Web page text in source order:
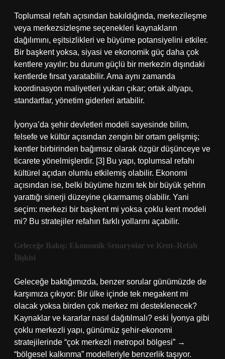
Toplumsal refah açısından bakıldığında, merkezileşme
veya merkezsizleşme seçenekleri kaynakların
dağılımını, eşitsizlikleri ve büyüme potansiyelini etkiler.
Bir başkent yoksa, siyasi ve ekonomik güç daha çok
kentlere yayılır; bu durum güçlü bir merkezin dışındaki
kentlerde fırsat yaratabilir. Ama aynı zamanda
koordinasyon maliyetleri yukarı çıkar; ortak altyapı,
standartlar, yönetim giderleri artabilir.
İyonya’da şehir devletleri modeli sayesinde bilim,
felsefe ve kültür açısından zengin bir ortam gelişmiş;
kentler birbirinden bağımsız olarak özgür düşünceye ve
ticarete yönelmişlerdir. [3] Bu yapı, toplumsal refahı
kültürel açıdan olumlu etkilemiş olabilir. Ekonomi
açısından ise, belki büyüme hızını tek bir büyük şehrin
yarattığı sinerji düzeyine çıkarmamış olabilir. Yani
seçim: merkezi bir başkent mi yoksa çoklu kent modeli
mi? Bu stratejiler refahın farklı yollarını açabilir.
Geleceğe Bakış: Ekonomik Senaryolar ve Kent–Refah
İlişkisi
Geleceğe baktığımızda, benzer sorular günümüzde de
karşımıza çıkıyor: Bir ülke içinde tek megakent mi
olacak yoksa birden çok merkez mi desteklenecek?
Kaynaklar ve kararlar nasıl dağıtılmalı? eski İyonya gibi
çoklu merkezli yapı, günümüz şehir‐ekonomi
stratejilerinde “çok merkezli metropol bölgesi” →
“bölgesel kalkınma” modelleriyle benzerlik taşıyor.